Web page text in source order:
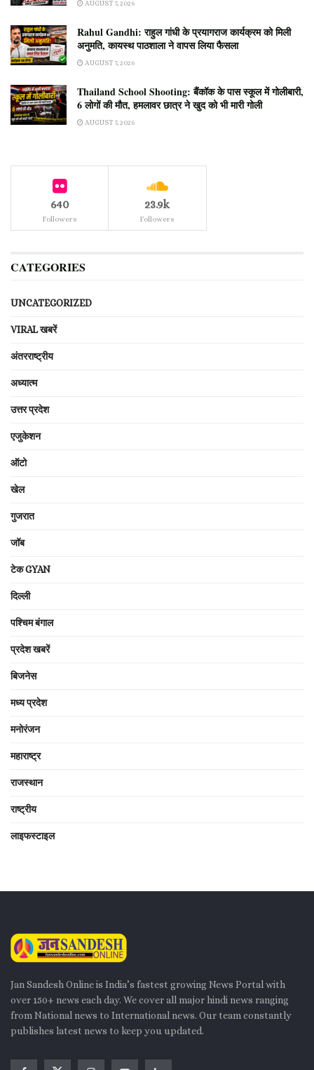
AUGUST 7, 2026
Rahul Gandhi: राहुल गांधी के प्रयागराज कार्यक्रम को मिली
अनुमति, कायस्थ पाठशाला ने वापस लिया फैसला
AUGUST 7, 2026
Thailand School Shooting: बैंकॉक के पास स्कूल में गोलीबारी,
6 लोगों की मौत, हमलावर छात्र ने खुद को भी मारी गोली
AUGUST 7, 2026
640
Followers
23.9k
Followers
CATEGORIES
UNCATEGORIZED
VIRAL खबरें
अंतरराष्ट्रीय
अध्यात्म
उत्तर प्रदेश
एजुकेशन
ऑटो
खेल
गुजरात
जॉब
टेक GYAN
दिल्ली
पश्चिम बंगाल
प्रदेश खबरें
बिजनेस
मध्य प्रदेश
मनोरंजन
महाराष्ट्र
राजस्थान
राष्ट्रीय
लाइफस्टाइल
Jan Sandesh Online is India’s fastest growing News Portal with
over 150+ news each day. We cover all major hindi news ranging
from National news to International news. Our team constantly
publishes latest news to keep you updated.